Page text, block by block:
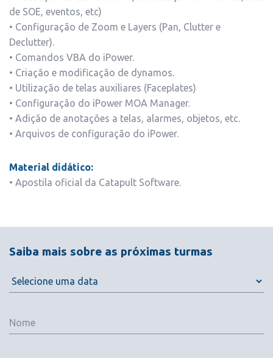
de SOE, eventos, etc)
• Configuração de Zoom e Layers (Pan, Clutter e
Declutter).
• Comandos VBA do iPower.
• Criação e modificação de dynamos.
• Utilização de telas auxiliares (Faceplates)
• Configuração do iPower MOA Manager.
• Adição de anotações a telas, alarmes, objetos, etc.
• Arquivos de configuração do iPower.
Material didático:
• Apostila oficial da Catapult Software.
Saiba mais sobre as próximas turmas